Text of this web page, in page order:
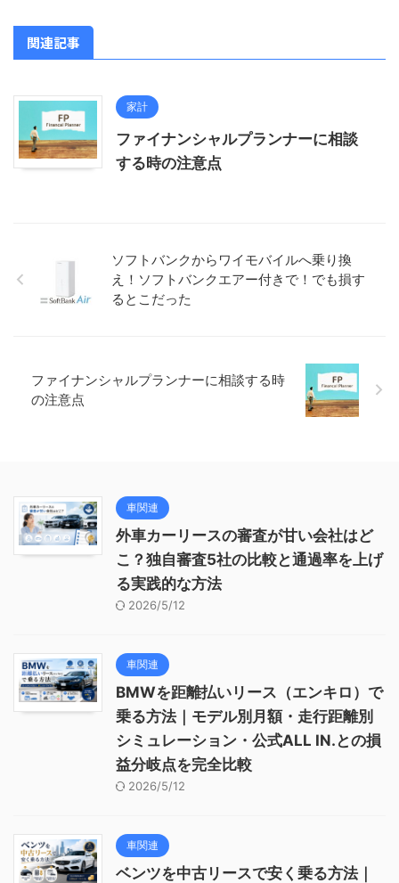
関連記事
家計
ファイナンシャルプランナーに相談
する時の注意点
ソフトバンクからワイモバイルへ乗り換
え！ソフトバンクエアー付きで！でも損す
るとこだった
ファイナンシャルプランナーに相談する時
の注意点
車関連
外車カーリースの審査が甘い会社はど
こ？独自審査5社の比較と通過率を上げ
る実践的な方法
2026/5/12
車関連
BMWを距離払いリース（エンキロ）で
乗る方法｜モデル別月額・走行距離別
シミュレーション・公式ALL IN.との損
益分岐点を完全比較
2026/5/12
車関連
ベンツを中古リースで安く乗る方法｜